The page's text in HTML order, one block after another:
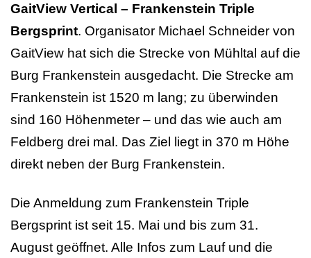
GaitView Vertical – Frankenstein Triple
Bergsprint. Organisator Michael Schneider von
GaitView hat sich die Strecke von Mühltal auf die
Burg Frankenstein ausgedacht. Die Strecke am
Frankenstein ist 1520 m lang; zu überwinden
sind 160 Höhenmeter – und das wie auch am
Feldberg drei mal. Das Ziel liegt in 370 m Höhe
direkt neben der Burg Frankenstein.
Die Anmeldung zum Frankenstein Triple
Bergsprint ist seit 15. Mai und bis zum 31.
August geöffnet. Alle Infos zum Lauf und die